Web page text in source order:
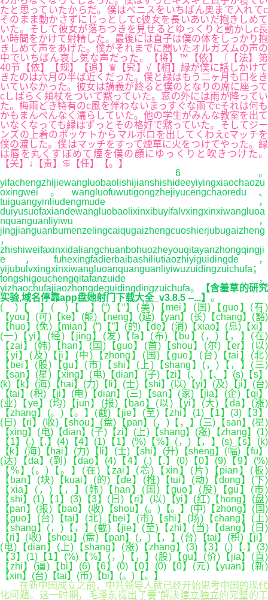
たと思っていたからだ。僕はべニスをいちばん奥まで入れてc
そのまま動かさずにじっとしてc彼女を長いあいだ抱きしめて
いた。そして彼女が落ちつきを見せるとゆっくりと動かしc長
い時間をかけて射精した。最後には直子は僕の体をしっかり抱
きしめて声をあげた。僕がそれまでに聞いたオルガズムの声の
中でいちばん哀し気な声だった。【将】™【依】〖【法】第
40节【依】【规】【追】♛【究】√【相】緑が僕に話しかけて
きたのは六月の半ば近くだった。僕と緑はもう二ヶ月も口をき
いていなかった。彼女は講義が終ると僕のとなりの席に座って
cしばらく頬杖をついて黙っていた。窓の外には雨が降ってい
た。梅雨どき特有のc風を伴わないまっすぐな雨でcそれは何も
かもまんぺんなく濡らしていた。他の学生がみんな教室を出て
いなくなっても緑はずっとその格好で黙っていた。そしてジー
ンズの上着のポッケトからマルボロを出してくわえcマッチを
僕の渡した。僕はマッチをすって煙草に火をつけてやった。緑
は唇を丸くすぼめて煙を僕の顔にゆっくりと吹きつけた。
【关】↓【责】♋【任】【。】
6。
yifachengzhijiewangluobaolishijianshishideeyiyingxiaochaozu
oxingwei。wangluofuwutigongzhejiyucengchaoredu、
tuiguangyinliudengmude，
duiyusuofaxiandewangluobaolixinxibuyifalvxingxinxiwangluoa
nquanguanliyiwu，
jingjianguanbumenzelingcaiqugaizhengcuoshierjubugaizheng
，
zhishiweifaxinxidaliangchuanbohuozheyouqitayanzhongqingji
e，fuhexingfadierbaibashiliutiaozhiyiguidingde，
yijubulvxingxinxiwangluoanquanguanliyiwuzuidingzuichufa；
tongshigouchengqitafanzuide，
yizhaochufajiaozhongdeguidingdingzuichufa。
【含羞草的研究
实验,域名停靠app盘她射门下载大全_v3.8.5 --...】 。
( )【 】( )【 】(“)【“】(美)【mei】(国)【guo】(有)
【you】(可)【ke】(能)【neng】(延)【yan】(长)【chang】(豁)
【huo】(免)【mian】(”)【”】(的)【de】(消)【xiao】(息)【xi】
(一)【yi】(经)【jing】(发)【fa】(布)【bu】(，)【，】(在)
【zai】(韩)【han】(国)【guo】(首)【shou】(尔)【er】(以)
【yi】(及)【ji】(中)【zhong】(国)【guo】(台)【tai】(北)
【bei】(股)【gu】(市)【shi】(上)【shang】(，)【，】(三)
【san】(星)【xing】(电)【dian】(子)【zi】(、)【、】(s)【s】
(k)【k】(海)【hai】(力)【li】(士)【shi】(以)【yi】(及)【ji】(台)
【tai】(积)【ji】(电)【dian】(三)【san】(家)【jia】(企)【qi】
(业)【ye】(均)【jun】(报)【bao】(以)【yi】(大)【da】(涨)
【zhang】(。)【。】(截)【jie】(至)【zhi】(1)【1】(3)【3】
(日)【ri】(收)【shou】(盘)【pan】(，)【，】(三)【san】(星)
【xing】(电)【dian】(子)【zi】(上)【shang】(涨)【zhang】(1)
【1】(.)【.】(4)【4】(1)【1】(%)【%】(，)【，】(s)【s】(k)
【k】(海)【hai】(力)【li】(士)【shi】(升)【sheng】(幅)【fu】
(达)【da】(到)【dao】(4)【4】(.)【.】(0)【0】(9)【9】(%)
【%】(。)【。】(在)【zai】(芯)【xin】(片)【pian】(板)
【ban】(块)【kuai】(的)【de】(推)【tui】(动)【dong】(下)
【xia】(，)【，】(韩)【han】(国)【guo】(股)【gu】(市)
【shi】(1)【1】(3)【3】(日)【ri】(以)【yi】(红)【hong】(盘)
【pan】(报)【bao】(收)【shou】(。)【。】(中)【zhong】(国)
【guo】(台)【tai】(北)【bei】(市)【shi】(场)【chang】(上)
【shang】(，)【，】(截)【jie】(至)【zhi】(当)【dang】(日)
【ri】(收)【shou】(盘)【pan】(，)【，】(台)【tai】(积)【ji】
(电)【dian】(上)【shang】(涨)【zhang】(3)【3】(.)【.】(3)
【3】(1)【1】(%)【%】(，)【，】(股)【gu】(价)【jia】(直)
【zhi】(逼)【bi】(6)【6】(0)【0】(0)【0】(元)【yuan】(新)
【xin】(台)【tai】(币)【bi】(。)【。】
在新中国成立之前，中共领导人就已经开始思考中国的现代
化问题。这一时期，毛泽东提出了要“解决建立独立的完整的工